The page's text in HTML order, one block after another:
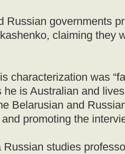
Russian governments
claiming they
characterization was
he is Australian and
Belarusian and
promoting the
Russian studies